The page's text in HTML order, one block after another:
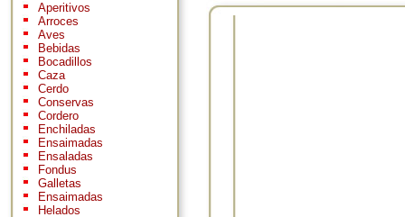
Aperitivos
Arroces
Aves
Bebidas
Bocadillos
Caza
Cerdo
Conservas
Cordero
Enchiladas
Ensaimadas
Ensaladas
Fondus
Galletas
Ensaimadas
Helados